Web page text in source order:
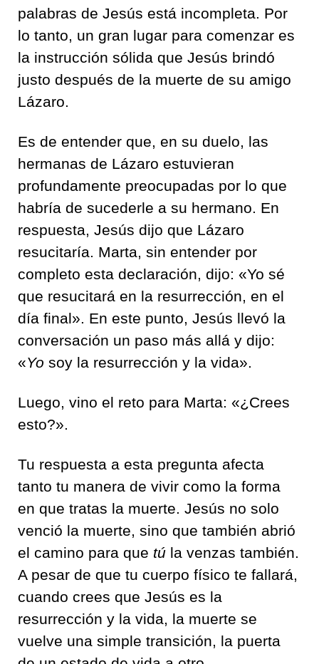
palabras de Jesús está incompleta. Por
lo tanto, un gran lugar para comenzar es
la instrucción sólida que Jesús brindó
justo después de la muerte de su amigo
Lázaro.
Es de entender que, en su duelo, las
hermanas de Lázaro estuvieran
profundamente preocupadas por lo que
habría de sucederle a su hermano. En
respuesta, Jesús dijo que Lázaro
resucitaría. Marta, sin entender por
completo esta declaración, dijo: «Yo sé
que resucitará en la resurrección, en el
día final». En este punto, Jesús llevó la
conversación un paso más allá y dijo:
«Yo soy la resurrección y la vida».
Luego, vino el reto para Marta: «¿Crees
esto?».
Tu respuesta a esta pregunta afecta
tanto tu manera de vivir como la forma
en que tratas la muerte. Jesús no solo
venció la muerte, sino que también abrió
el camino para que tú la venzas también.
A pesar de que tu cuerpo físico te fallará,
cuando crees que Jesús es la
resurrección y la vida, la muerte se
vuelve una simple transición, la puerta